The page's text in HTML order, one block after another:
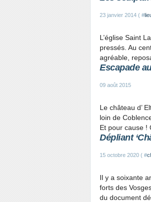
23 janvier 2014 ( #
L’église Saint
pressés. Au
agréable,
Escapade
09 août 2015
Le château d’
loin de
Et pour cause !
Dépliant
15 octobre 2020 ( #
Il y a soixante
forts des
du document